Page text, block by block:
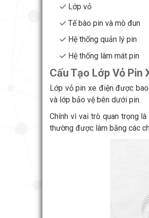
Lớp vỏ
Tế bào pin và mô đun
Hệ thống quản lý pin
Hệ thống làm mát pin
Cấu Tạo Lớp Vỏ Pin
Lớp vỏ pin xe điện được
và lớp bảo vệ bên dưới pin.
Chính vì vai trò quan trọng
thường được làm bằng các